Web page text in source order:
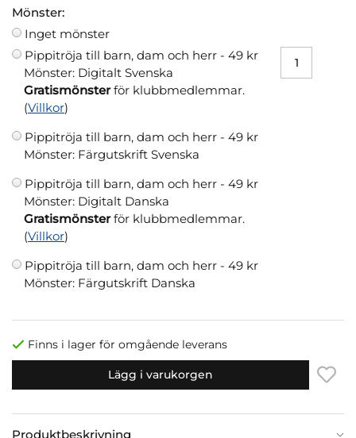
Mönster:
Inget mönster
Pippitröja till barn, dam och herr - 49 kr
Mönster: Digitalt Svenska
Gratismönsterför klubbmedlemmar.
(Villkor)
Pippitröja till barn, dam och herr - 49 kr
Mönster: Färgutskrift Svenska
Pippitröja till barn, dam och herr - 49 kr
Mönster: Digitalt Danska
Gratismönsterför klubbmedlemmar.
(Villkor)
Pippitröja till barn, dam och herr - 49 kr
Mönster: Färgutskrift Danska
Finns i lager för omgående leverans
Lägg i varukorgen
Produktbeskrivning